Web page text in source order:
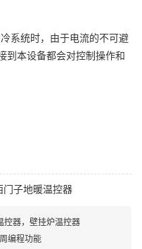
系统时，由于电流的不可避
到本设备都会对控制操作和
门子地暖温控器
控器，壁挂炉温控器
编程功能